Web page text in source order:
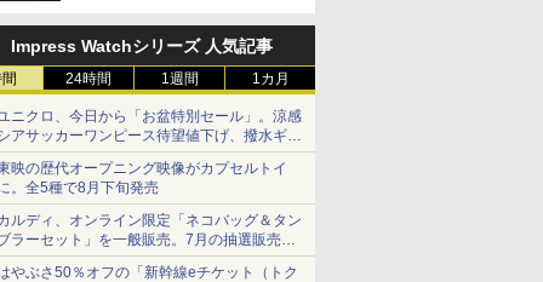
Impress Watchシリーズ 人気記事
24時間 1週間 1カ月
ニクロ、今日から「お盆特別セール」。涼感
アサッカーワンピース待望値下げ、撥水ギア
ョーツは1990円に
映の歴代オープニング映像がカプセルトイ
。全5種で8月下旬発売
ルディ、オンライン限定「ネコバッグ＆タン
ラーセット」を一般販売。7月の抽選販売の
選無効分
やぶさ50％オフの「新幹線eチケット（トク